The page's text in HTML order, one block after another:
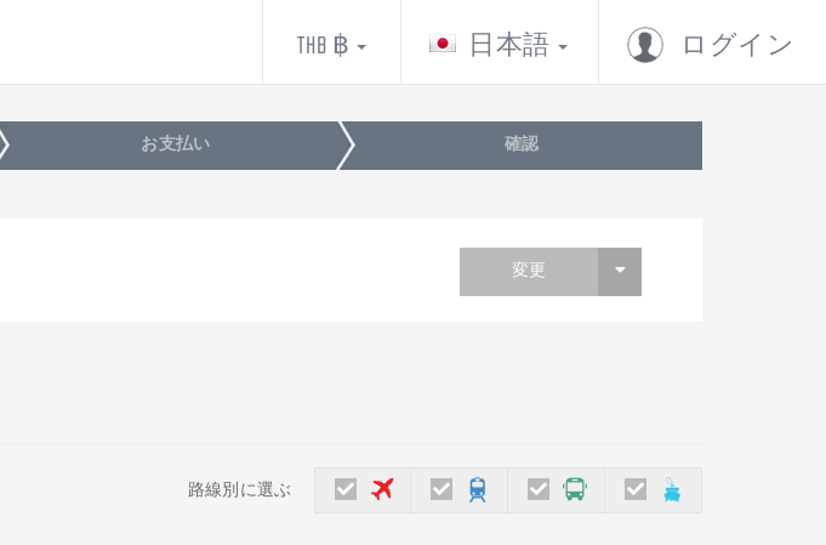
ログイン
日本語
THB ฿
お支払い 確認
変更
路線別に選ぶ